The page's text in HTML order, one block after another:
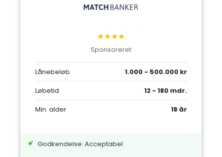
★★★★
Sponsoreret
Lånebeløb
1.000 - 500.000 kr
Løbetid
12 - 180 mdr.
Min. alder
18 år
Godkendelse: Acceptabel